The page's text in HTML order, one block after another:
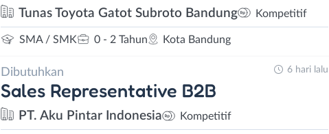
Tunas Toyota Gatot Subroto Bandung Kompetitif
SMA / SMK 0 - 2 Tahun Kota Bandung
Dibutuhkan
Sales Representative B2B
PT. Aku Pintar Indonesia Kompetitif
6 hari lalu